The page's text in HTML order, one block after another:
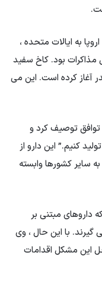
به ایالات متحده ،
مذاکرات بود. کاخ سفید
آغاز کرده است. این می
توافق توصیف کرد و
کنیم.” این دارو از
سایر کشورها وابسته
داروهای مبتنی بر
در معرض تعرفه 5 ٪ قرار می گیرند. با این حال ، وی
این مشکل اقدامات